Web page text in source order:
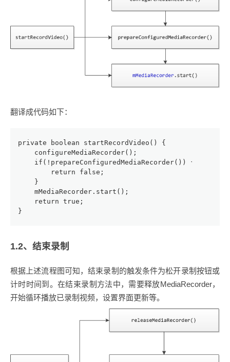
翻译成代码如下：
private boolean startRecordVideo() {
    configureMediaRecorder();
    if(!prepareConfiguredMediaRecorder()) {
        return false;
    }
    mMediaRecorder.start();
    return true;
}
1.2、结束录制
根据上述流程图可知，结束录制的触发条件为松开录制按钮或
计时时间到。在结束录制方法中，需要释放MediaRecorder，
开始循环播放已录制视频，设置界面更新等。